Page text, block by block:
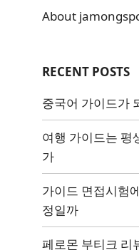
About
RECENT POSTS
중국어 가이드가
여행 가이드는 평
가
가이드 면접시험
정일까
페로몬 부티크 리